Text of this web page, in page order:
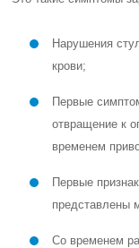
Нарушения
крови;
Первые
отвращение к
временем
Первые
представлены
Со временем